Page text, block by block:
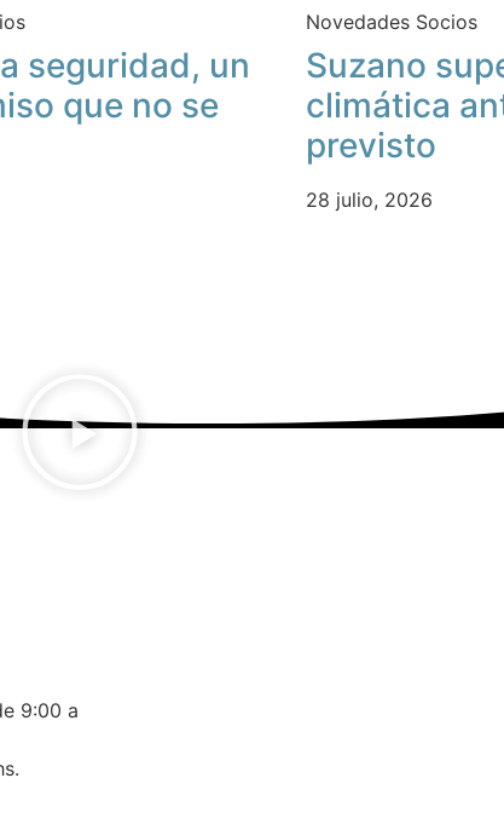
seguridad, un
que no se
Novedades Socios
Suzano
climática
previsto
28 julio, 2026
9:00 a